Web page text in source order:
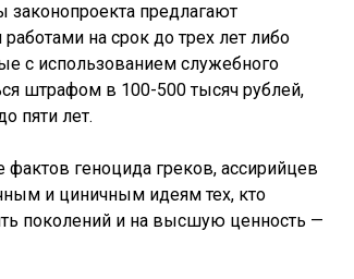
законопроекта предлагают
на срок до трех лет либо
с использованием служебного
штрафом в 100-500 тысяч рублей,
пяти лет.
фактов геноцида греков, ассирийцев
и циничным идеям тех, кто
поколений и на высшую ценность —